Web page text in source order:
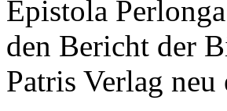
Epistola
den Bericht der
Patris Verlag